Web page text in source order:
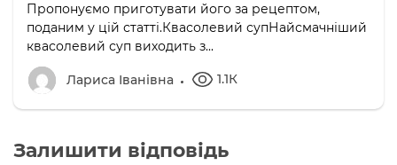
Пропонуємо приготувати його за рецептом,
поданим у цій статті.Квасолевий супНайсмачніший
квасолевий суп виходить з...
Лариса Іванівна 1.1К
Залишити відповідь